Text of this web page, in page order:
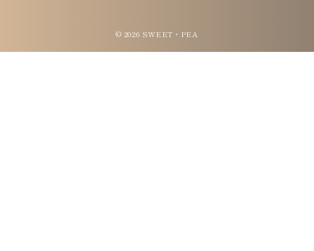
© 2026 SWEET・PEA